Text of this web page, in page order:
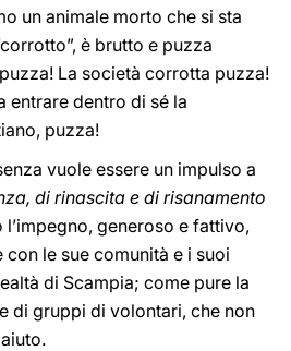
un animale morto che si sta
è brutto e puzza
La società corrotta puzza!
entrare dentro di sé la
puzza!
vuole essere un impulso a
di rinascita e di risanamento
l’impegno, generoso e fattivo,
le sue comunità e i suoi
di Scampia; come pure la
di gruppi di volontari, che non